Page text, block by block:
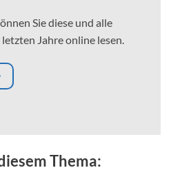
Sie diese und alle
Jahre online lesen.
Thema: